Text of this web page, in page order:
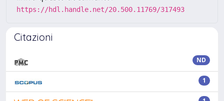
https://hdl.handle.net/20.500.11769/317493
Citazioni
ND
1